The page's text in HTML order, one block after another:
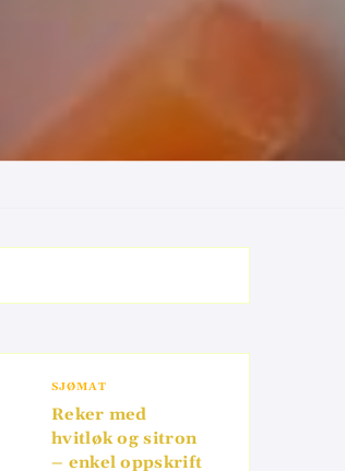
SJØMAT
Reker med
hvitløk og sitron
– enkel oppskrift